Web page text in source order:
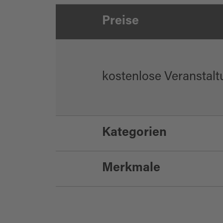
Preise
kostenlose
Kategorien
Merkmale